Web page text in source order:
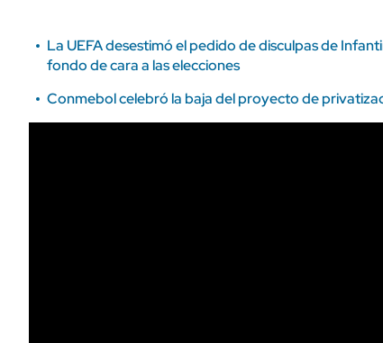
La UEFA desestimó el pedido de disculpas de
fondo de cara a las elecciones
Conmebol celebró la baja del proyecto de